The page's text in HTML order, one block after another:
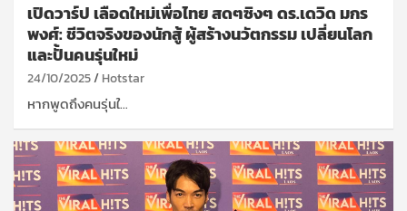
เปิดวาร์ป เลือดใหม่เพื่อไทย สดๆซิงๆ ดร.เดวิด มกร
พงศ์: ชีวิตจริงของนักสู้ ผู้สร้างนวัตกรรม เปลี่ยนโลก
และปั้นคนรุ่นใหม่
24/10/2025 Hotstar
หากพูดถึงคนรุ่นใ…